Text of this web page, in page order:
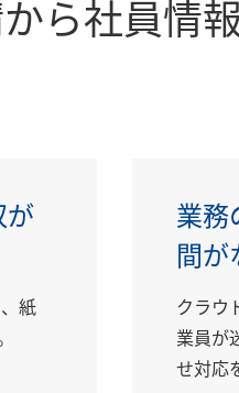
ら社員情
が
紙
業務
間が
クラウ
業員が
せ対応